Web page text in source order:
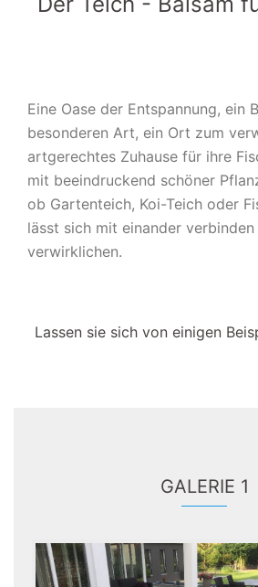
Eine Oase der Entspannung, ein
besonderen Art, ein Ort zum
artgerechtes Zuhause für ihre
mit beeindruckend schöner
ob Gartenteich, Koi-Teich oder
lässt sich mit einander verbinden
verwirklichen.
Lassen sie sich von einigen
GALERIE 1